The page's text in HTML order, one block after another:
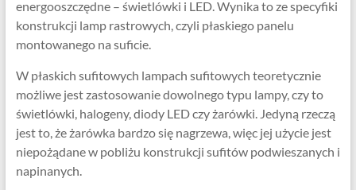
energooszczędne – świetlówki i LED. Wynika to ze specyfiki
konstrukcji lamp rastrowych, czyli płaskiego panelu
montowanego na suficie.
W płaskich sufitowych lampach sufitowych teoretycznie
możliwe jest zastosowanie dowolnego typu lampy, czy to
świetlówki, halogeny, diody LED czy żarówki. Jedyną rzeczą
jest to, że żarówka bardzo się nagrzewa, więc jej użycie jest
niepożądane w pobliżu konstrukcji sufitów podwieszanych i
napinanych.